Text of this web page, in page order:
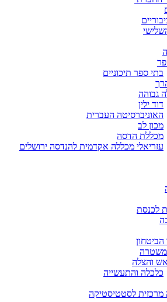
בתי ספר תיכוניים
גבוהה
דוד ילין
האוניברסיטה העברית
מכון לב
מכללת הדסה
עזריאלי מכללה אקדמית להנדסה ירושלים
לכנסת
אש והצלה
כלכלה והתעשייה
לסטטיסטיקה